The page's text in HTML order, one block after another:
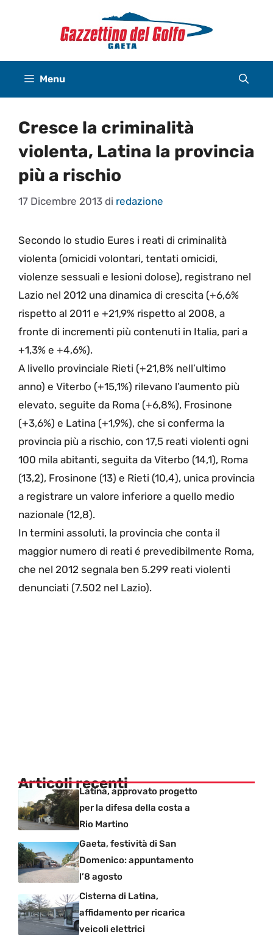
Menu
Cresce la criminalità
violenta, Latina la provincia
più a rischio
17 Dicembre 2013 di redazione
Secondo lo studio Eures i reati di criminalità
violenta (omicidi volontari, tentati omicidi,
violenze sessuali e lesioni dolose), registrano nel
Lazio nel 2012 una dinamica di crescita (+6,6%
rispetto al 2011 e +21,9% rispetto al 2008, a
fronte di incrementi più contenuti in Italia, pari a
+1,3% e +4,6%).
A livello provinciale Rieti (+21,8% nell’ultimo
anno) e Viterbo (+15,1%) rilevano l’aumento più
elevato, seguite da Roma (+6,8%), Frosinone
(+3,6%) e Latina (+1,9%), che si conferma la
provincia più a rischio, con 17,5 reati violenti ogni
100 mila abitanti, seguita da Viterbo (14,1), Roma
(13,2), Frosinone (13) e Rieti (10,4), unica provincia
a registrare un valore inferiore a quello medio
nazionale (12,8).
In termini assoluti, la provincia che conta il
maggior numero di reati é prevedibilmente Roma,
che nel 2012 segnala ben 5.299 reati violenti
denunciati (7.502 nel Lazio).
Articoli recentiLatina, approvato progetto
per la difesa della costa a
Rio Martino
Gaeta, festività di San
Domenico: appuntamento
l’8 agosto
Cisterna di Latina,
affidamento per ricarica
veicoli elettrici